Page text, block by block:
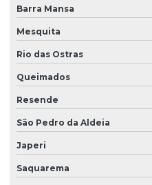
Barra Mansa
Mesquita
Rio das Ostras
Queimados
Resende
São Pedro da Aldeia
Japeri
Saquarema